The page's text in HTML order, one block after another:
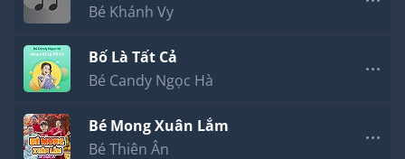
Bé Khánh Vy
Bố Là Tất Cả
Bé Candy Ngọc Hà
Bé Mong Xuân Lắm
Bé Thiên Ân